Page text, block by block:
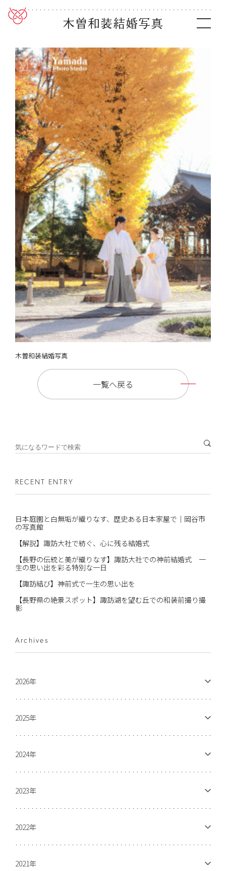
木曽和装結婚写真
木曽和装結婚写真
一覧へ戻る
RECENT ENTRY
日本庭園と白無垢が織りなす、歴史ある日本家屋で｜岡谷市
の写真館
【解説】諏訪大社で紡ぐ、心に残る結婚式
【長野の伝統と美が織りなす】諏訪大社での神前結婚式 一
生の思い出を彩る特別な一日
【諏訪結び】神前式で一生の思い出を
【長野県の絶景スポット】諏訪湖を望む丘での和装前撮り撮
影
Archives
2026年
2025年
2024年
2023年
2022年
2021年